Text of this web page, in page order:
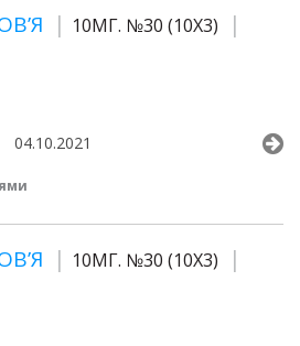
10МГ. №30 (10Х3)
04.10.2021
10МГ. №30 (10Х3)